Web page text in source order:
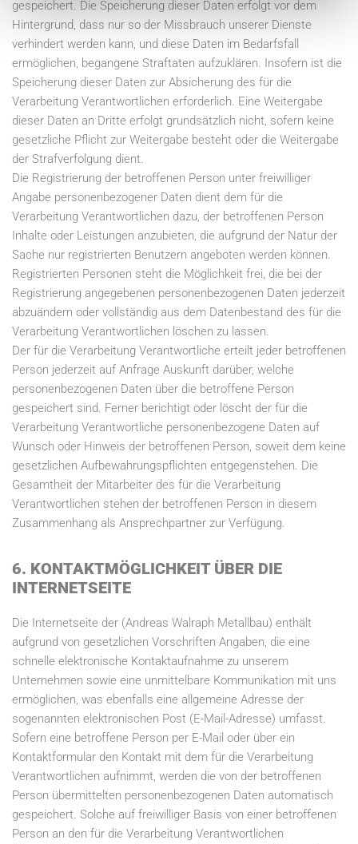
gespeichert. Die Speicherung dieser Daten erfolgt vor dem
Hintergrund, dass nur so der Missbrauch unserer Dienste
verhindert werden kann, und diese Daten im Bedarfsfall
ermöglichen, begangene Straftaten aufzuklären. Insofern ist die
Speicherung dieser Daten zur Absicherung des für die
Verarbeitung Verantwortlichen erforderlich. Eine Weitergabe
dieser Daten an Dritte erfolgt grundsätzlich nicht, sofern keine
gesetzliche Pflicht zur Weitergabe besteht oder die Weitergabe
der Strafverfolgung dient.
Die Registrierung der betroffenen Person unter freiwilliger
Angabe personenbezogener Daten dient dem für die
Verarbeitung Verantwortlichen dazu, der betroffenen Person
Inhalte oder Leistungen anzubieten, die aufgrund der Natur der
Sache nur registrierten Benutzern angeboten werden können.
Registrierten Personen steht die Möglichkeit frei, die bei der
Registrierung angegebenen personenbezogenen Daten jederzeit
abzuändern oder vollständig aus dem Datenbestand des für die
Verarbeitung Verantwortlichen löschen zu lassen.
Der für die Verarbeitung Verantwortliche erteilt jeder betroffenen
Person jederzeit auf Anfrage Auskunft darüber, welche
personenbezogenen Daten über die betroffene Person
gespeichert sind. Ferner berichtigt oder löscht der für die
Verarbeitung Verantwortliche personenbezogene Daten auf
Wunsch oder Hinweis der betroffenen Person, soweit dem keine
gesetzlichen Aufbewahrungspflichten entgegenstehen. Die
Gesamtheit der Mitarbeiter des für die Verarbeitung
Verantwortlichen stehen der betroffenen Person in diesem
Zusammenhang als Ansprechpartner zur Verfügung.
6. KONTAKTMÖGLICHKEIT ÜBER DIE
INTERNETSEITE
Die Internetseite der (Andreas Walraph Metallbau) enthält
aufgrund von gesetzlichen Vorschriften Angaben, die eine
schnelle elektronische Kontaktaufnahme zu unserem
Unternehmen sowie eine unmittelbare Kommunikation mit uns
ermöglichen, was ebenfalls eine allgemeine Adresse der
sogenannten elektronischen Post (E-Mail-Adresse) umfasst.
Sofern eine betroffene Person per E-Mail oder über ein
Kontaktformular den Kontakt mit dem für die Verarbeitung
Verantwortlichen aufnimmt, werden die von der betroffenen
Person übermittelten personenbezogenen Daten automatisch
gespeichert. Solche auf freiwilliger Basis von einer betroffenen
Person an den für die Verarbeitung Verantwortlichen